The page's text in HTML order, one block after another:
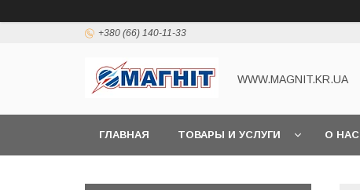
+380 (66) 140-11-33
WWW.MAGNIT.KR.UA
ГЛАВНАЯ ТОВАРЫ И УСЛУГИ О НАС